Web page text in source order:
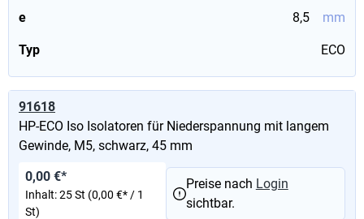
e 8,5 mm
Typ ECO
91618
HP-ECO Iso Isolatoren für Niederspannung mit langem
Gewinde, M5, schwarz, 45 mm
0,00 €*
Inhalt:25 St (0,00 €* / 1
St)
Preise nach Login
sichtbar.